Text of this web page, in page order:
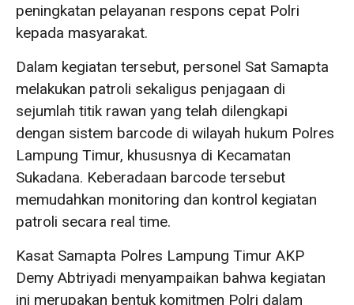
peningkatan pelayanan respons cepat Polri
kepada masyarakat.
Dalam kegiatan tersebut, personel Sat Samapta
melakukan patroli sekaligus penjagaan di
sejumlah titik rawan yang telah dilengkapi
dengan sistem barcode di wilayah hukum Polres
Lampung Timur, khususnya di Kecamatan
Sukadana. Keberadaan barcode tersebut
memudahkan monitoring dan kontrol kegiatan
patroli secara real time.
Kasat Samapta Polres Lampung Timur AKP
Demy Abtriyadi menyampaikan bahwa kegiatan
ini merupakan bentuk komitmen Polri dalam